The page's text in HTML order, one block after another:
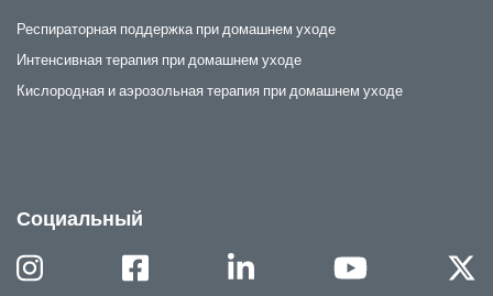
Респираторная поддержка при домашнем уходе
Интенсивная терапия при домашнем уходе
Кислородная и аэрозольная терапия при домашнем уходе
Социальный